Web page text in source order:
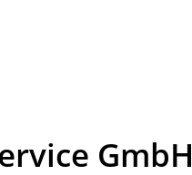
GmbH